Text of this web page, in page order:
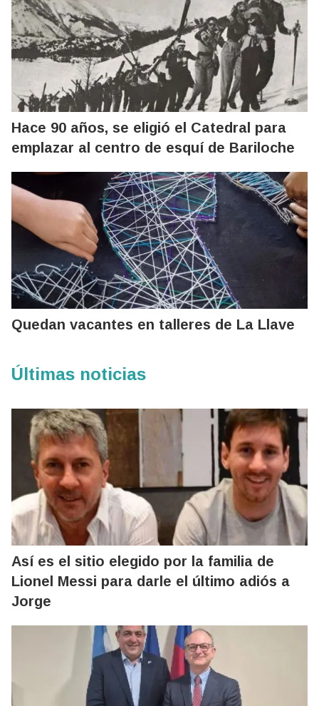
Hace 90 años, se eligió el Catedral para
emplazar al centro de esquí de Bariloche
Quedan vacantes en talleres de La Llave
Últimas noticias
Así es el sitio elegido por la familia de
Lionel Messi para darle el último adiós a
Jorge